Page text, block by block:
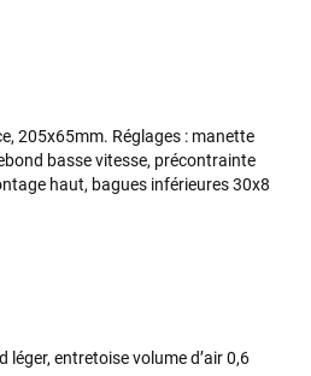
205x65mm. Réglages : manette
basse vitesse, précontrainte
haut, bagues inférieures 30x8
léger, entretoise volume d’air 0,6